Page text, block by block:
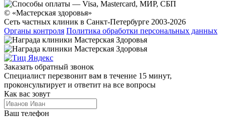
© «Мастерская здоровья»
Сеть частных клиник в Санкт-Петербурге 2003-2026
Органы контроля Политика обработки персональных данных
Заказать обратный звонок
Специалист перезвонит вам в течение 15 минут,
проконсультирует и ответит на все вопросы
Как вас зовут
Ваш телефон